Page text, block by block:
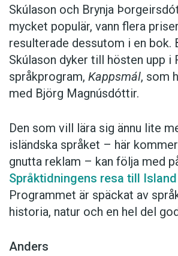
Skúlason och Brynja
mycket populär, vann flera
resulterade dessutom i en bok.
Skúlason dyker till hösten upp i
språkprogram, Kappsmál, som
med Björg Magnúsdóttir.
Den som vill lära sig ännu lite
isländska språket – här
gnutta reklam – kan följa med
Språktidningens resa till
Programmet är späckat av
historia, natur och en hel del
Anders